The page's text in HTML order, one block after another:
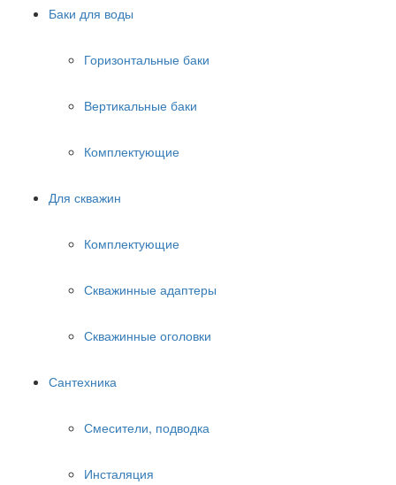
Баки для воды
Горизонтальные баки
Вертикальные баки
Комплектующие
Для скважин
Комплектующие
Скважинные адаптеры
Скважинные оголовки
Сантехника
Смесители, подводка
Инсталяция